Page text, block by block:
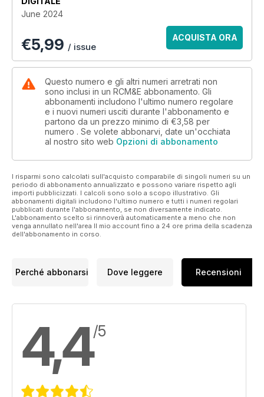
June 2024
€5,99 / issue
ACQUISTA ORA
Questo numero e gli altri numeri arretrati non
sono inclusi in un RCM&E abbonamento. Gli
abbonamenti includono l'ultimo numero regolare
e i nuovi numeri usciti durante l'abbonamento e
partono da un prezzo minimo di €3,58 per
numero . Se volete abbonarvi, date un'occhiata
al nostro sito web Opzioni di abbonamento
I risparmi sono calcolati sull'acquisto comparabile di singoli numeri su un
periodo di abbonamento annualizzato e possono variare rispetto agli
importi pubblicizzati. I calcoli sono solo a scopo illustrativo. Gli
abbonamenti digitali includono l'ultimo numero e tutti i numeri regolari
pubblicati durante l'abbonamento, se non diversamente indicato.
L'abbonamento scelto si rinnoverà automaticamente a meno che non
venga annullato nell'area Il mio account fino a 24 ore prima della scadenza
dell'abbonamento in corso.
Perché abbonarsi Dove leggere Recensioni
4,4/5